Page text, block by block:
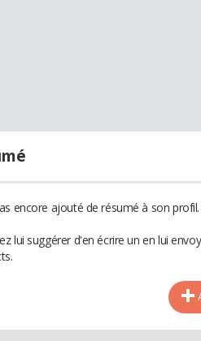
encore ajouté de résumé à son profil.
lui suggérer d'en écrire un en lui